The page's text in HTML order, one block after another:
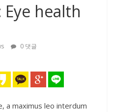
health
0 댓글
a maximus leo interdum